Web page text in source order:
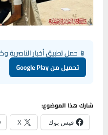
📱 حمل تطبيق أخبار الناصرية
تحميل من Google Play
شارك هذا الموضوع:
فيس بوك X